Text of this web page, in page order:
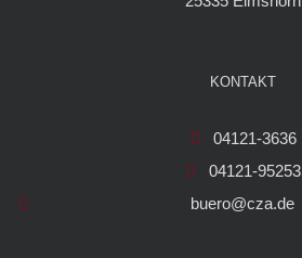
KONTAKT
04121-3636
04121-95253
buero@cza.de